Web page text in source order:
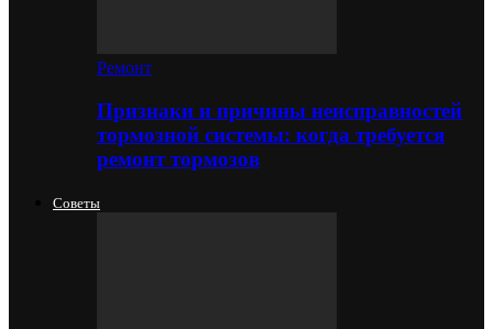
Ремонт
Признаки и причины неисправностей
тормозной системы: когда требуется
ремонт тормозов
Советы